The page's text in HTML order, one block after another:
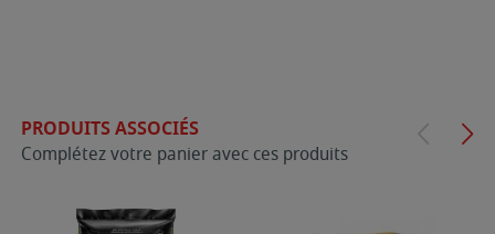
PRODUITS ASSOCIÉS
Complétez votre panier avec ces produits